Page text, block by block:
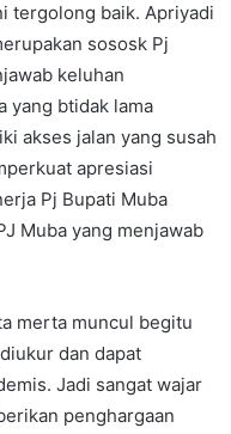
tergolong baik. Apriyadi
sososk Pj
keluhan
yang btidak lama
akses jalan yang susah
apresiasi
Pj Bupati Muba
Muba yang menjawab
merta muncul begitu
dan dapat
Jadi sangat wajar
penghargaan